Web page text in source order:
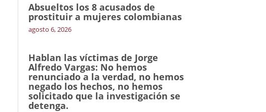
Absueltos los 8 acusados de
prostituir a mujeres colombianas
agosto 6, 2026
Hablan las víctimas de Jorge
Alfredo Vargas: No hemos
renunciado a la verdad, no hemos
negado los hechos, no hemos
solicitado que la investigación se
detenga.